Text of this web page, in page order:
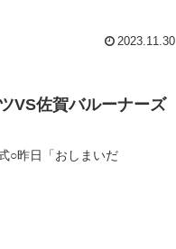
2023.11.30
VS佐賀バルーナーズ
○昨日「おしまいだ